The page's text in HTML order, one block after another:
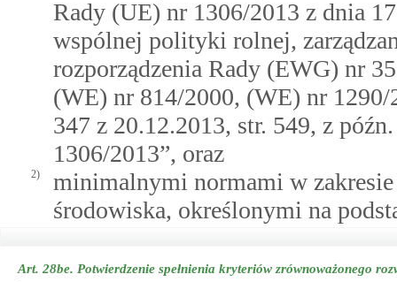
Rady (UE) nr 1306/2013 z dnia
wspólnej polityki rolnej,
rozporządzenia Rady (EWG) nr
(WE) nr 814/2000, (WE) nr
347 z 20.12.2013, str. 549, z
1306/2013”, oraz
2)
minimalnymi normami w
środowiska, określonymi na
Art. 28be. Potwierdzenie spełnienia kryteriów zrównoważonego